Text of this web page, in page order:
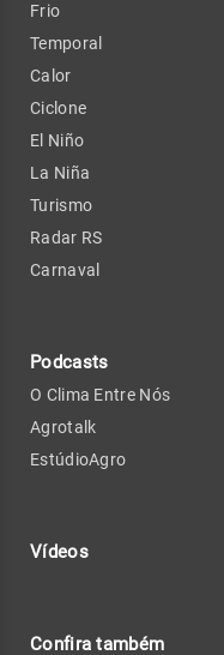
Frio
Temporal
Calor
Ciclone
El Niño
La Niña
Turismo
Radar RS
Carnaval
Podcasts
O Clima Entre Nós
Agrotalk
EstúdioAgro
Vídeos
Confira também